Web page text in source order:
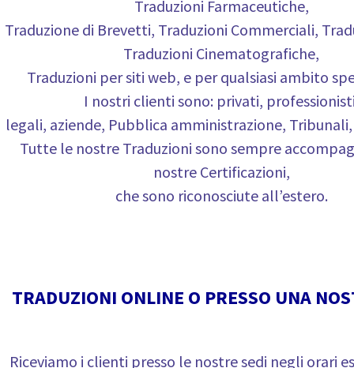
Traduzioni Farmaceutiche,
Traduzione di Brevetti, Traduzioni Commerciali,
Traduzioni Cinematografiche,
Traduzioni per siti web, e per qualsiasi ambito
I nostri clienti sono: privati,
legali, aziende, Pubblica amministrazione, Tribunali,
Tutte le nostre Traduzioni sono sempre
nostre Certificazioni,
che sono riconosciute all’estero.
TRADUZIONI ONLINE O PRESSO UNA
Riceviamo i clienti presso le nostre sedi negli orari